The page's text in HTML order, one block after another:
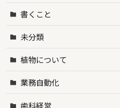
書くこと
未分類
植物について
業務自動化
歯科経営